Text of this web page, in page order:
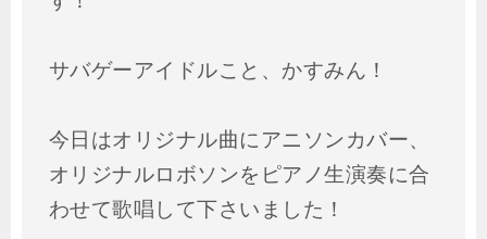
サバゲーアイドルこと、かすみん！
今日はオリジナル曲にアニソンカバー、
オリジナルロボソンをピアノ生演奏に合
わせて歌唱して下さいました！